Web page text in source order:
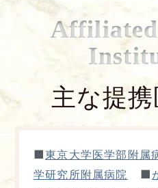
主な提
■東京大学医学部附属
学研究所附属病院
■